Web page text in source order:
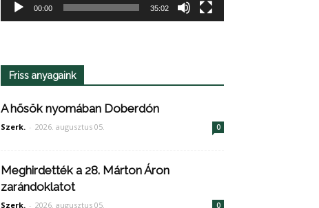
00:00 35:02
Friss anyagaink
A hősök nyomában Doberdón
Szerk. - 2026. augusztus 05. 0
Meghirdették a 28. Márton Áron
zarándoklatot
Szerk. - 2026. augusztus 05. 0